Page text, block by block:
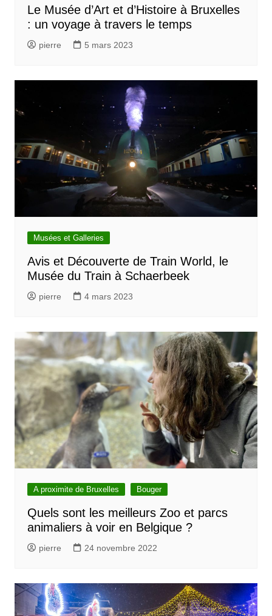
Le Musée d’Art et d’Histoire à Bruxelles
: un voyage à travers le temps
pierre 5 mars 2023
Musées et Galleries
Avis et Découverte de Train World, le
Musée du Train à Schaerbeek
pierre 4 mars 2023
A proximite de Bruxelles Bouger
Quels sont les meilleurs Zoo et parcs
animaliers à voir en Belgique ?
pierre 24 novembre 2022